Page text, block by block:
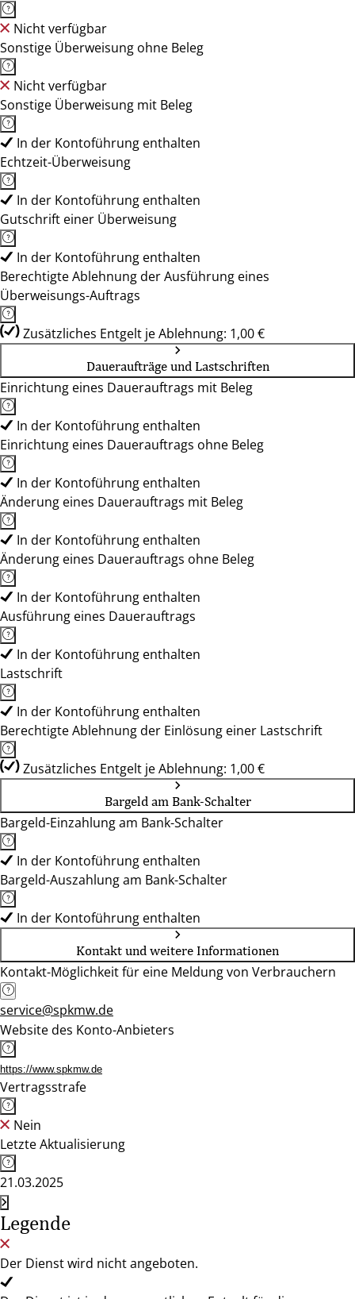
Nicht verfügbar
Sonstige Überweisung ohne Beleg
Nicht verfügbar
Sonstige Überweisung mit Beleg
In der Kontoführung enthalten
Echtzeit-Überweisung
In der Kontoführung enthalten
Gutschrift einer Überweisung
In der Kontoführung enthalten
Berechtigte Ablehnung der Ausführung eines
Überweisungs-Auftrags
Zusätzliches Entgelt je Ablehnung: 1,00 €
Daueraufträge und Lastschriften
Einrichtung eines Dauerauftrags mit Beleg
In der Kontoführung enthalten
Einrichtung eines Dauerauftrags ohne Beleg
In der Kontoführung enthalten
Änderung eines Dauerauftrags mit Beleg
In der Kontoführung enthalten
Änderung eines Dauerauftrags ohne Beleg
In der Kontoführung enthalten
Ausführung eines Dauerauftrags
In der Kontoführung enthalten
Lastschrift
In der Kontoführung enthalten
Berechtigte Ablehnung der Einlösung einer Lastschrift
Zusätzliches Entgelt je Ablehnung: 1,00 €
Bargeld am Bank-Schalter
Bargeld-Einzahlung am Bank-Schalter
In der Kontoführung enthalten
Bargeld-Auszahlung am Bank-Schalter
In der Kontoführung enthalten
Kontakt und weitere Informationen
Kontakt-Möglichkeit für eine Meldung von Verbrauchern
service@spkmw.de
Website des Konto-Anbieters
https://www.spkmw.de
Vertragsstrafe
Nein
Letzte Aktualisierung
21.03.2025
Legende
Der Dienst wird nicht angeboten.